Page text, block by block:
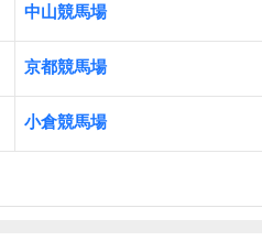
中山競馬場
京都競馬場
小倉競馬場